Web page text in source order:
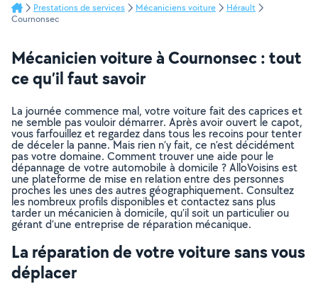
Prestations de services Mécaniciens voiture
Hérault
Cournonsec
Mécanicien voiture à Cournonsec : tout
ce qu’il faut savoir
La journée commence mal, votre voiture fait des caprices et
ne semble pas vouloir démarrer. Après avoir ouvert le capot,
vous farfouillez et regardez dans tous les recoins pour tenter
de déceler la panne. Mais rien n’y fait, ce n’est décidément
pas votre domaine. Comment trouver une aide pour le
dépannage de votre automobile à domicile ? AlloVoisins est
une plateforme de mise en relation entre des personnes
proches les unes des autres géographiquement. Consultez
les nombreux profils disponibles et contactez sans plus
tarder un mécanicien à domicile, qu’il soit un particulier ou
gérant d’une entreprise de réparation mécanique.
La réparation de votre voiture sans vous
déplacer